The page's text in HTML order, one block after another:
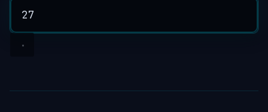
27